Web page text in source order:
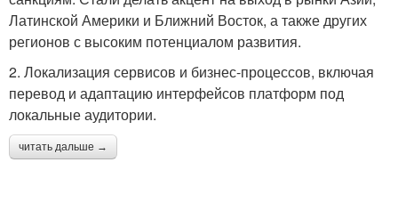
Латинской Америки и Ближний Восток, а также других
регионов с высоким потенциалом развития.
2. Локализация сервисов и бизнес-процессов, включая
перевод и адаптацию интерфейсов платформ под
локальные аудитории.
читать дальше →